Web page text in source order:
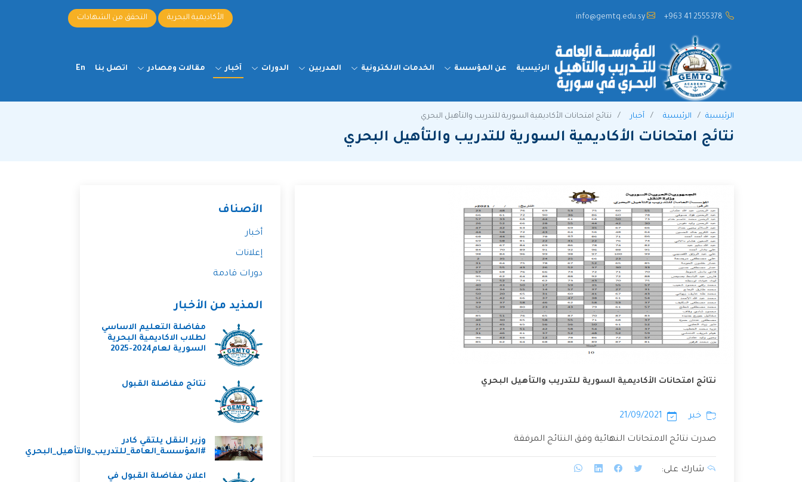
info@gemtq.edu.sy +963 41 2555378 الأكاديمية البحرية التحقق من الشهادات
الرئيسية عن المؤسسة الخدمات الالكترونية المدربين الدورات آخبار مقالات ومصادر اتصل بنا En
الرئيسية الرئيسية آخبار نتائج امتحانات الأكاديمية السورية للتدريب والتأهيل البحري
نتائج امتحانات الأكاديمية السورية للتدريب والتأهيل البحري
نتائج امتحانات الأكاديمية السورية للتدريب والتأهيل البحري
خبر 21/09/2021
صدرت نتائج الامتحانات النهائية وفق النتائج المرفقة
شارك على:
الأصناف
أخبار
إعلانات
دورات قادمة
المذيد من الأخبار
مفاضلة التعليم الاساسي
لطلاب الاكاديمية البحرية
السورية لعام2024-2025
نتائج مفاضلة القبول
وزير النقل يلتقي كادر
#المؤسسة_العامة_للتدريب_والتأهيل_البحري
اعلان مفاضلة القبول في